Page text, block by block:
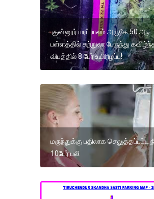
குன்னூர் மரப்பாலம் அருகே 50 அடி
பள்ளத்தில் சுற்றுலா பேருந்து
விபத்தில் 8 பேர் உயிரிழப்பு!
மருந்துக்கு பதிலாக செலுத்தப்பட்ட
10பேர் பலி